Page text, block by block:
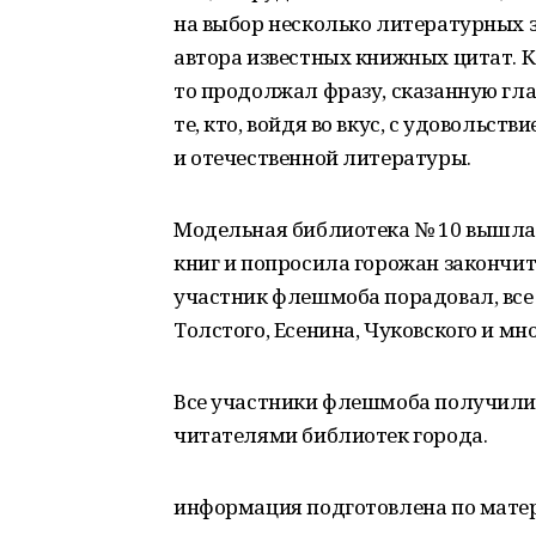
на выбор несколько литературных
автора известных книжных цитат.
то продолжал фразу, сказанную
те, кто, войдя во вкус, с
и отечественной литературы.
Модельная библиотека № 10 вышла
книг и попросила горожан
участник флешмоба порадовал,
Толстого, Есенина, Чуковского и
Все участники флешмоба
читателями библиотек города.
информация подготовлена по